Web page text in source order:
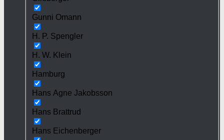
Gunni Omann
H. P. Spengler
H. W. Klein
Hamburg
Hans Agne Jakobsson
Hans Brattrud
Hans Eichenberger